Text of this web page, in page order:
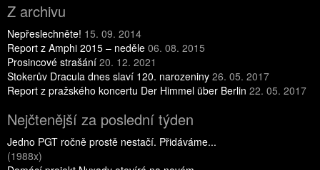
Z archivu
Nepřeslechněte! 15. 09. 2014
Report z Amphi 2015 – neděle 06. 08. 2015
Prosincové strašání 20. 12. 2021
Stokerův Dracula dnes slaví 120. narozeniny 26. 05. 2017
Report z pražského koncertu Der Himmel über Berlin 22. 05. 2017
Nejčtenější za poslední týden
Jedno PGT ročně prostě nestačí. Přidáváme...
(1988x)